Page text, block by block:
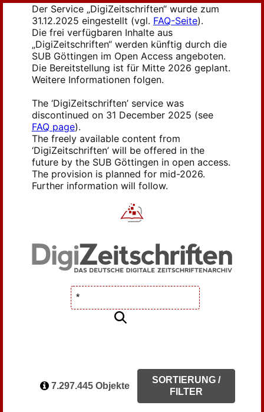
Der Service „DigiZeitschriften“ wurde zum
31.12.2025 eingestellt (vgl. FAQ-Seite).
Die frei verfügbaren Inhalte aus
„DigiZeitschriften“ werden künftig durch die
SUB Göttingen im Open Access angeboten.
Die Bereitstellung ist für Mitte 2026 geplant.
Weitere Informationen folgen.
The ‘DigiZeitschriften’ service was
discontinued on 31 December 2025 (see
FAQ page).
The freely available content from
‘DigiZeitschriften’ will be offered in the
future by the SUB Göttingen in open access.
The provision is planned for mid-2026.
Further information will follow.
7.297.445 Objekte
SORTIERUNG /
FILTER